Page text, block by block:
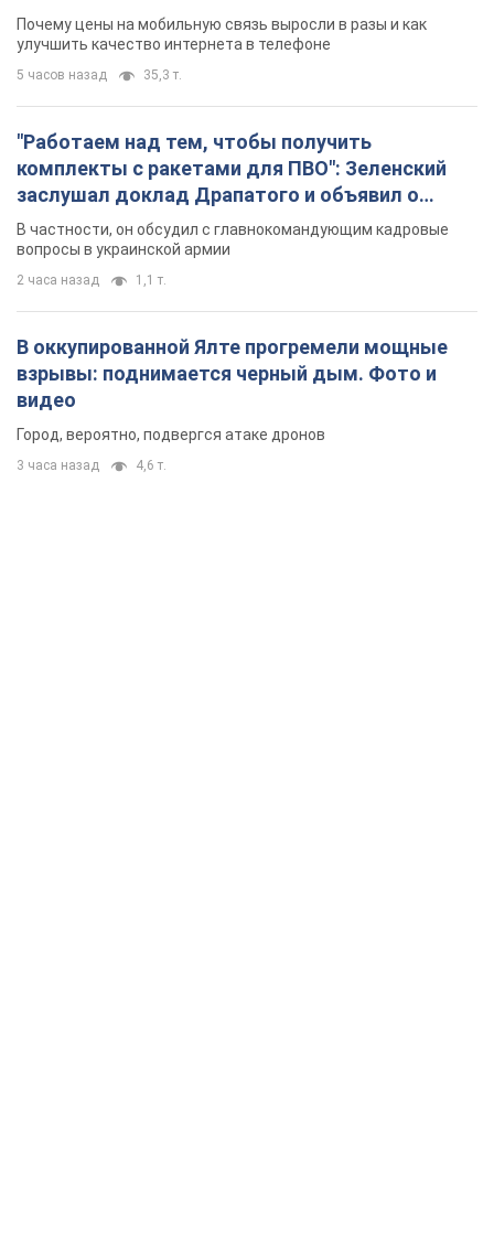
Почему цены на мобильную связь выросли в разы и как
улучшить качество интернета в телефоне
5 часов назад 35,3 т.
"Работаем над тем, чтобы получить
комплекты с ракетами для ПВО": Зеленский
заслушал доклад Драпатого и объявил о
новых мерах
В частности, он обсудил с главнокомандующим кадровые
вопросы в украинской армии
2 часа назад 1,1 т.
В оккупированной Ялте прогремели мощные
взрывы: поднимается черный дым. Фото и
видео
Город, вероятно, подвергся атаке дронов
3 часа назад 4,6 т.